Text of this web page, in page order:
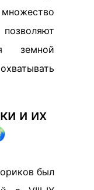
земной
и их
был